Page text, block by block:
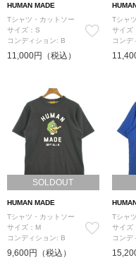
HUMAN MADE
Tシャツ・カットソー
サイズ：S
コンディション: B
11,000円（税込）
Tシャ
サイズ
コンデ
SOLDOUT
HUMAN MADE
Tシャツ・カットソー
サイズ：M
コンディション: B
9,600円（税込）
Tシャ
サイズ
コンデ